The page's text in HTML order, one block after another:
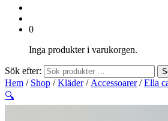
0
Inga produkter i varukorgen.
Sök efter:
Hem / Shop /Kläder/ Accessoarer/Ella
🔍